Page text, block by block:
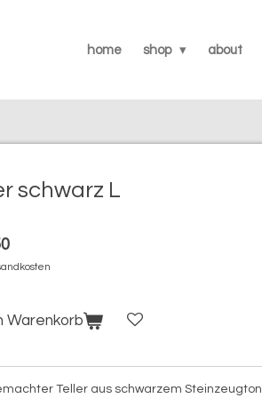
home shop about
schwarz L
Warenkorb
Teller aus schwarzem Steinzeugton.